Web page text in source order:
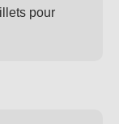
pour